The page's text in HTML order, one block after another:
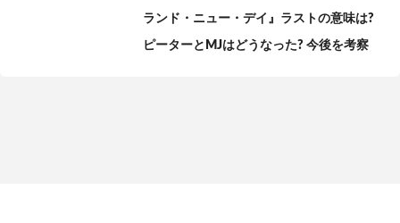
ランド・ニュー・デイ』ラストの意味は?
ピーターとMJはどうなった? 今後を考察